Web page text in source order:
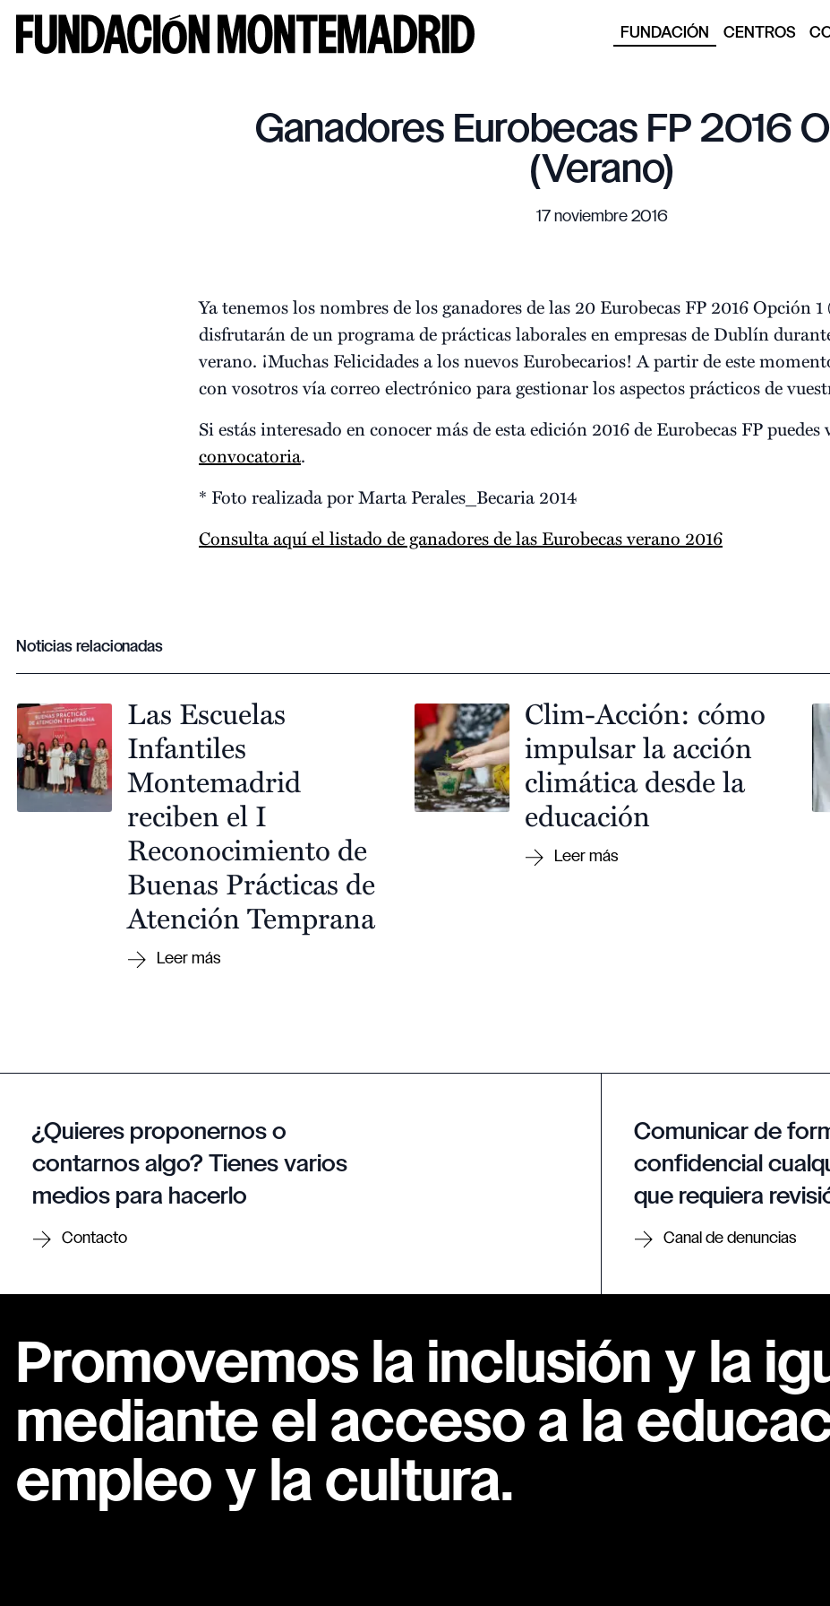
FUNDACIÓN CENTROS
Ganadores Eurobecas FP 2016
(Verano)
17 noviembre 2016
Ya tenemos los nombres de los ganadores de las 20 Eurobecas FP 2016 Opción
disfrutarán de un programa de prácticas laborales en empresas de Dublín
verano. ¡Muchas Felicidades a los nuevos Eurobecarios! A partir de este
con vosotros vía correo electrónico para gestionar los aspectos prácticos de
Si estás interesado en conocer más de esta edición 2016 de Eurobecas FP
convocatoria.
* Foto realizada por Marta Perales_Becaria 2014
Consulta aquí el listado de ganadores de las Eurobecas verano 2016
Noticias relacionadas
Las Escuelas
Infantiles
Montemadrid
reciben el I
Reconocimiento de
Buenas Prácticas de
Atención Temprana
Clim-Acción: cómo
impulsar la acción
climática desde la
educación
¿Quieres proponernos o
contarnos algo? Tienes varios
medios para hacerlo
Contacto
Comunicar de
confidencial
que requiera
Canal de denuncias
Promovemos la inclusión y la
mediante el acceso a la
empleo y la cultura.